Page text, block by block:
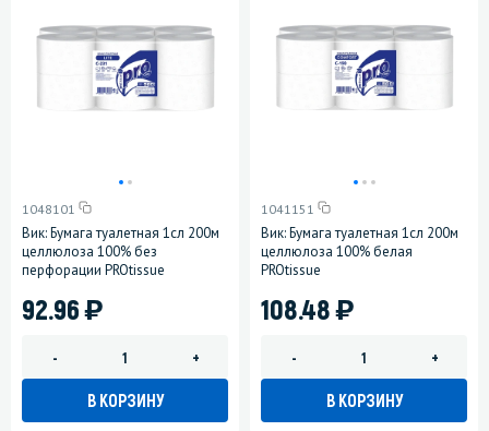
1048101
Вик: Бумага туалетная 1сл 200м
целлюлоза 100% без
перфорации PROtissue
92.96)
- +
В КОРЗИНУ
1041151
Вик: Бумага туалетная 1сл 200м
целлюлоза 100% белая
PROtissue
108.48)
- +
В КОРЗИНУ